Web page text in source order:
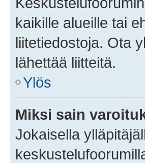
kaikille alueille tai
liitetiedostoja. Ota
lähettää liitteitä.
Ylös
Miksi sain
Jokaisella